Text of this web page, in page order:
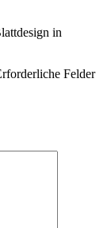
in
Felder